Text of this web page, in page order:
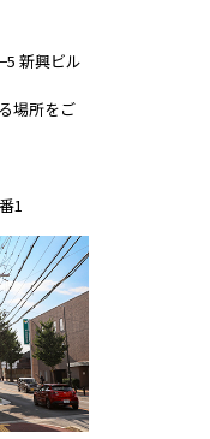
新興ビル
場所をご
1